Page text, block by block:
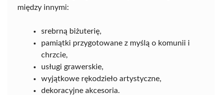
między innymi:
srebrną biżuterię,
pamiątki przygotowane z myślą o komunii i
chrzcie,
usługi grawerskie,
wyjątkowe rękodzieło artystyczne,
dekoracyjne akcesoria.